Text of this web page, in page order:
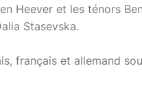
Heever et les ténors
Stasevska.
français et allemand